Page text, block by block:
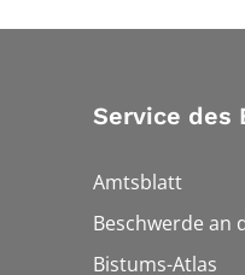
Service des
Amtsblatt
Beschwerde an
Bistums-Atlas